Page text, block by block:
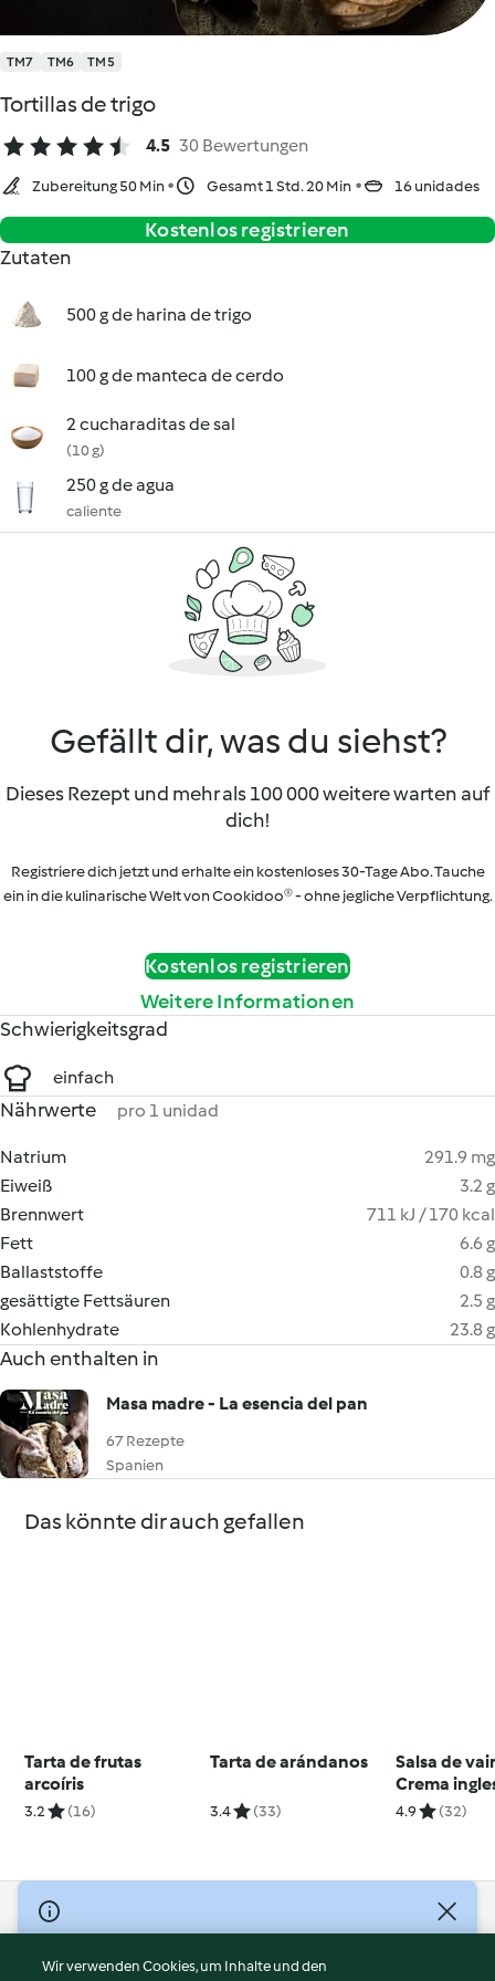
TM7 TM6 TM5
Tortillas de trigo
4.5 30 Bewertungen
Zubereitung 50 Min Gesamt 1 Std. 20 Min 16 unidades
Kostenlos registrieren
Zutaten
500 g de harina de trigo
100 g de manteca de cerdo
2 cucharaditas de sal
(10 g)
250 g de agua
caliente
Gefällt dir, was du siehst?
Dieses Rezept und mehr als 100 000 weitere warten auf
dich!
Registriere dich jetzt und erhalte ein kostenloses 30-Tage Abo. Tauche
ein in die kulinarische Welt von Cookidoo® - ohne jegliche Verpflichtung.
Kostenlos registrieren
Weitere Informationen
Schwierigkeitsgrad
einfach
Nährwerte pro 1 unidad
Natrium
291.9 mg
Eiweiß
3.2 g
Brennwert
711 kJ / 170 kcal
Fett
6.6 g
Ballaststoffe
0.8 g
gesättigte Fettsäuren
2.5 g
Kohlenhydrate
23.8 g
Auch enthalten in
Masa madre - La esencia del pan
67 Rezepte
Spanien
Das könnte dir auch gefallen
Tarta de frutas
arcoíris
3.2 (16)
Tarta de arándanos
3.4 (33)
Salsa de
Crema
(Espesar)
4.9 (32)
© Copyright 2026
Nutzungsbedingungen
Wir verwenden Cookies, um Inhalte und den